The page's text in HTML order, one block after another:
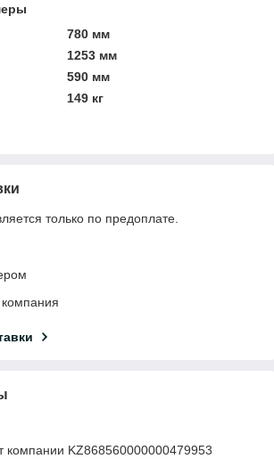
780 мм
1253 мм
590 мм
149 кг
только по предоплате.
компании KZ868560000000479953